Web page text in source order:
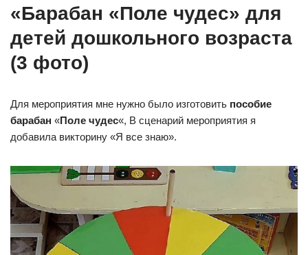
«Барабан «Поле чудес» для
детей дошкольного возраста
(3 фото)
Для мероприятия мне нужно было изготовить пособие
барабан «Поле чудес«, В сценарий мероприятия я
добавила викторину «Я все знаю».